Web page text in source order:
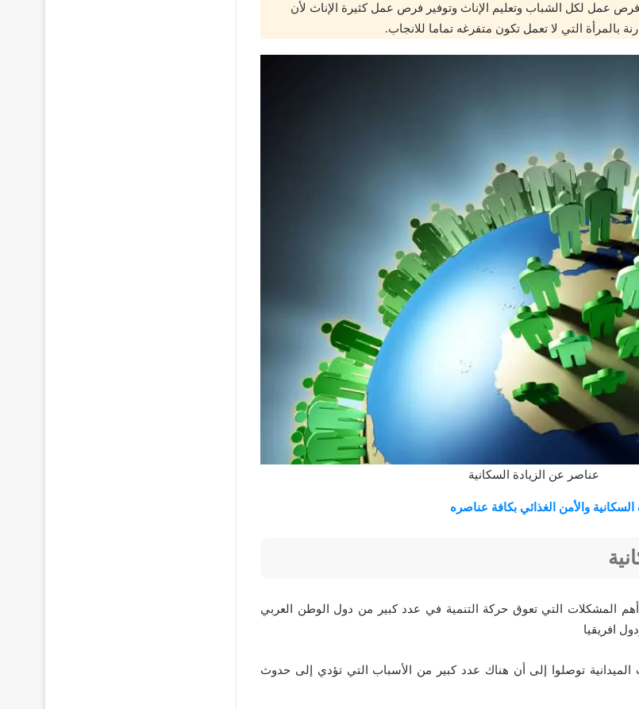
فرص عمل لكل الشباب وتعليم الإناث وتوفير فرص عمل كثيرة الإناث لأن
بالمرأة التي لا تعمل تكون متفرغه تماما للانجاب.
عناصر عن الزيادة السكانية
والأمن الغذائي بكافة عناصره
أهم المشكلات التي تعوق حركة التنمية في عدد كبير من دول الوطن العربي
افريقيا
الميدانية توصلوا إلى أن هناك عدد كبير من الأسباب التي تؤدي إلى حدوث